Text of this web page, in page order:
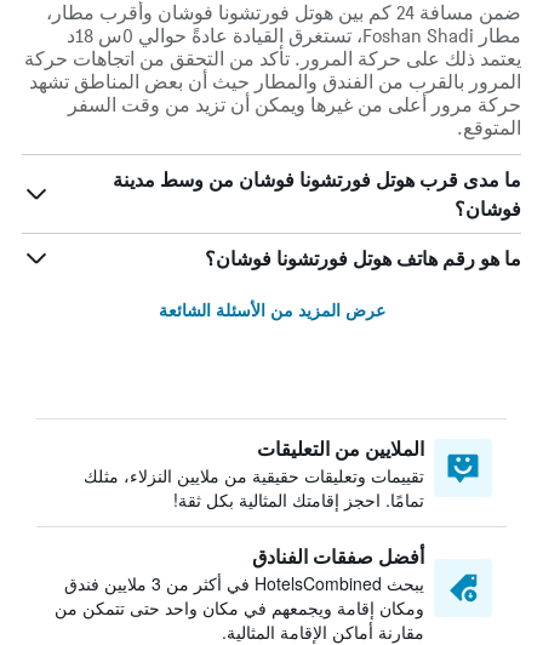
ضمن مسافة 24 كم بين هوتل فورتشونا فوشان وأقرب مطار،
مطار Foshan Shadi، تستغرق القيادة عادةً حوالي 0س 18د
يعتمد ذلك على حركة المرور. تأكد من التحقق من اتجاهات حركة
المرور بالقرب من الفندق والمطار حيث أن بعض المناطق تشهد
حركة مرور أعلى من غيرها ويمكن أن تزيد من وقت السفر
المتوقع.
ما مدى قرب هوتل فورتشونا فوشان من وسط مدينة
فوشان؟
ما هو رقم هاتف هوتل فورتشونا فوشان؟
عرض المزيد من الأسئلة الشائعة
الملايين من التعليقات
تقييمات وتعليقات حقيقية من ملايين النزلاء، مثلك
تمامًا. احجز إقامتك المثالية بكل ثقة!
أفضل صفقات الفنادق
يبحث HotelsCombined في أكثر من 3 ملايين فندق
ومكان إقامة ويجمعهم في مكان واحد حتى تتمكن من
مقارنة أماكن الإقامة المثالية.